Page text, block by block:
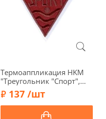
Термоаппликация HKM
"Треугольник "Спорт",
цвет красный, 5,5 x 5,5 x
5,5 см, арт. 21811/4
137 /шт